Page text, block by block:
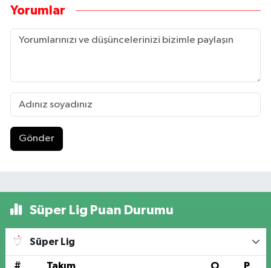
Yorumlar
Gönder
Süper Lig Puan Durumu
Süper Lig
# Takım O P